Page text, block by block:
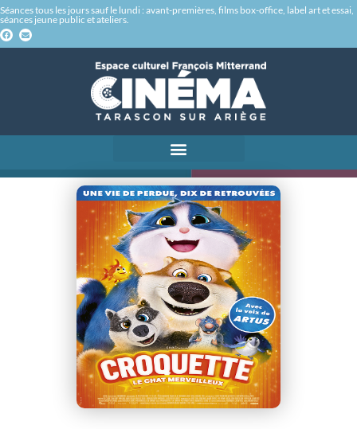
Séances tous les jours sauf le lundi : avant-premières, films box-office, label art et essai,
séances jeune public et ateliers.